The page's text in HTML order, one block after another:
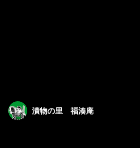
漬物の里 福湊庵